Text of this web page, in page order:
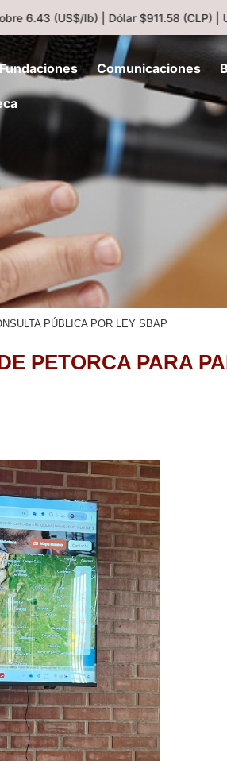
6.43 (US$/lb) | Dólar $911.58 (CLP) |
Fundaciones Comunicaciones
PÚBLICA POR LEY SBAP
PETORCA PARA